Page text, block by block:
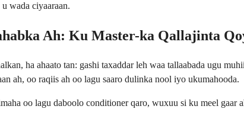
wada ciyaaraan.
Ah: Ku Master-ka Qallajinta
ha ahaato tan: gashi taxaddar leh waa tallaabada ugu
ah, oo raqiis ah oo lagu saaro dulinka nool iyo ukumahooda.
oo lagu daboolo conditioner qaro, wuxuu si ku meel gaar